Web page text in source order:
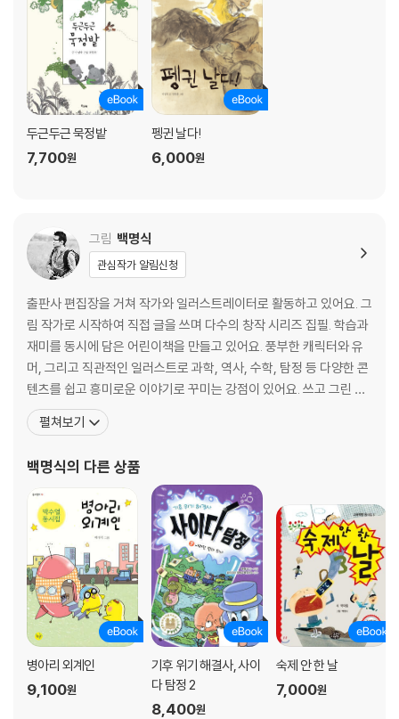
두근두근 묵정밭
7,700원
펭귄 날다!
6,000원
그림 백명식
관심작가 알림신청
출판사 편집장을 거쳐 작가와 일러스트레이터로 활동하고 있어요. 그
림 작가로 시작하여 직접 글을 쓰며 다수의 창작 시리즈 집필. 학습과
재미를 동시에 담은 어린이책을 만들고 있어요. 풍부한 캐릭터와 유
머, 그리고 직관적인 일러스트로 과학, 역사, 수학, 탐정 등 다양한 콘
텐츠를 쉽고 흥미로운 이야기로 꾸미는 강점이 있어요. 쓰고 그린 책
들이 중국, 대만, 일본 등 여러 나라의 독자들과 만나고 있어요. 소년
한국일보 일러스트상, 소년 한국일보 출판 기획상, 중앙광고대상, 서
트에서 수상하였어요. 직접 쓰고 그린 최신작으로
펼쳐보기
백명식의 다른 상품
병아리 외계인
9,100원
기후 위기 해결사, 사이
다 탐정 2
8,400원
숙제 안 한 날
7,000원